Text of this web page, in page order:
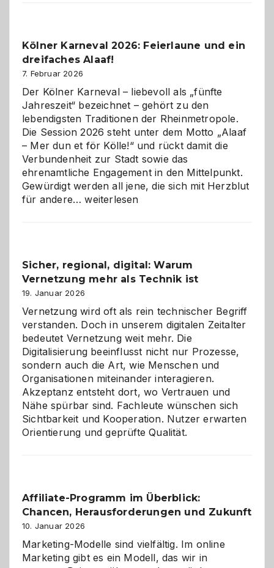
geworden
Kölner Karneval 2026: Feierlaune und ein
dreifaches Alaaf!
7. Februar 2026
Der Kölner Karneval – liebevoll als „fünfte
Jahreszeit“ bezeichnet – gehört zu den
lebendigsten Traditionen der Rheinmetropole.
Die Session 2026 steht unter dem Motto „Alaaf
– Mer dun et för Kölle!“ und rückt damit die
Verbundenheit zur Stadt sowie das
ehrenamtliche Engagement in den Mittelpunkt.
Gewürdigt werden all jene, die sich mit Herzblut
für andere…Kölner
ein
dreifaches
Alaaf!
weiterlesen
Sicher, regional, digital: Warum
Vernetzung mehr als Technik ist
19. Januar 2026
Vernetzung wird oft als rein technischer Begriff
verstanden. Doch in unserem digitalen Zeitalter
bedeutet Vernetzung weit mehr. Die
Digitalisierung beeinflusst nicht nur Prozesse,
sondern auch die Art, wie Menschen und
Organisationen miteinander interagieren.
Akzeptanz entsteht dort, wo Vertrauen und
Nähe spürbar sind. Fachleute wünschen sich
Sichtbarkeit und Kooperation. Nutzer erwarten
Orientierung und geprüfte Qualität.
Affiliate-Programm im Überblick:
Chancen, Herausforderungen und Zukunft
10. Januar 2026
Marketing-Modelle sind vielfältig. Im online
Marketing gibt es ein Modell, das wir in